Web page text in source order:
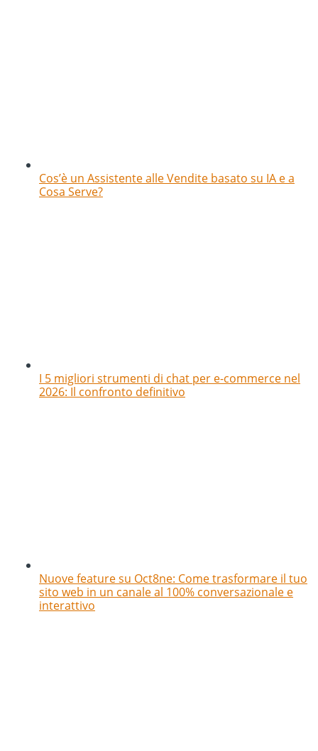
Cos’è un Assistente alle Vendite basato su IA e a
Cosa Serve?
I 5 migliori strumenti di chat per e-commerce nel
2026: Il confronto definitivo
Nuove feature su Oct8ne: Come trasformare il tuo
sito web in un canale al 100% conversazionale e
interattivo